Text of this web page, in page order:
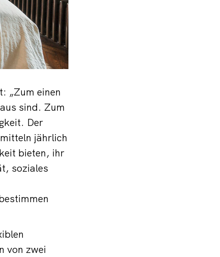
„Zum einen
sind. Zum
Der
jährlich
bieten, ihr
soziales
von zwei